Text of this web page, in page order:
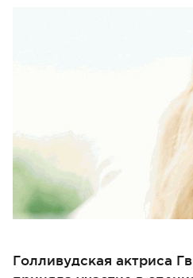
Голливудская актриса